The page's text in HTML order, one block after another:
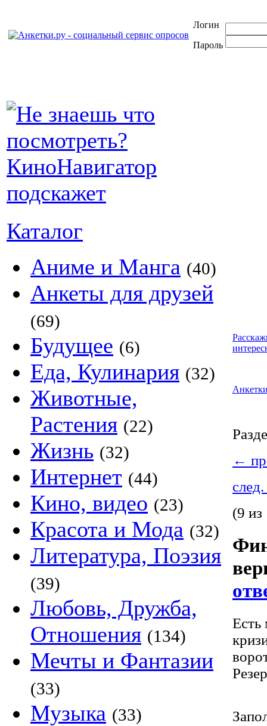
Логин
Пароль
Каталог
Аниме и Манга (40)
Анкеты для друзей
(69)
Будущее (6)
Еда, Кулинария (32)
Животные,
Растения (22)
Жизнь (32)
Интернет (44)
Кино, видео (23)
Красота и Мода (32)
Литература, Поэзия
(39)
Любовь, Дружба,
Отношения (134)
Мечты и Фантазии
(33)
Музыка (33)
←
(9 из
Есть